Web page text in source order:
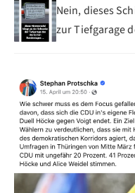
Nein, dieses
zur Tiefgarage